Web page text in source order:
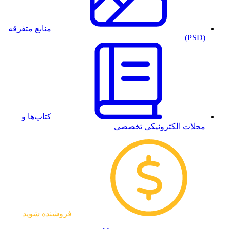
منابع متفرقه
(PSD)
کتاب‌ها و
مجلات الکترونیکی تخصصی
فروشنده شوید